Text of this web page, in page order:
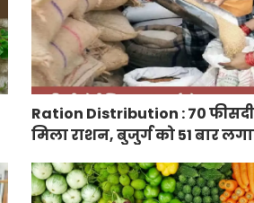
Ration Distribution : 70 फीसदी
मिला राशन, बुजुर्ग को 51 बार